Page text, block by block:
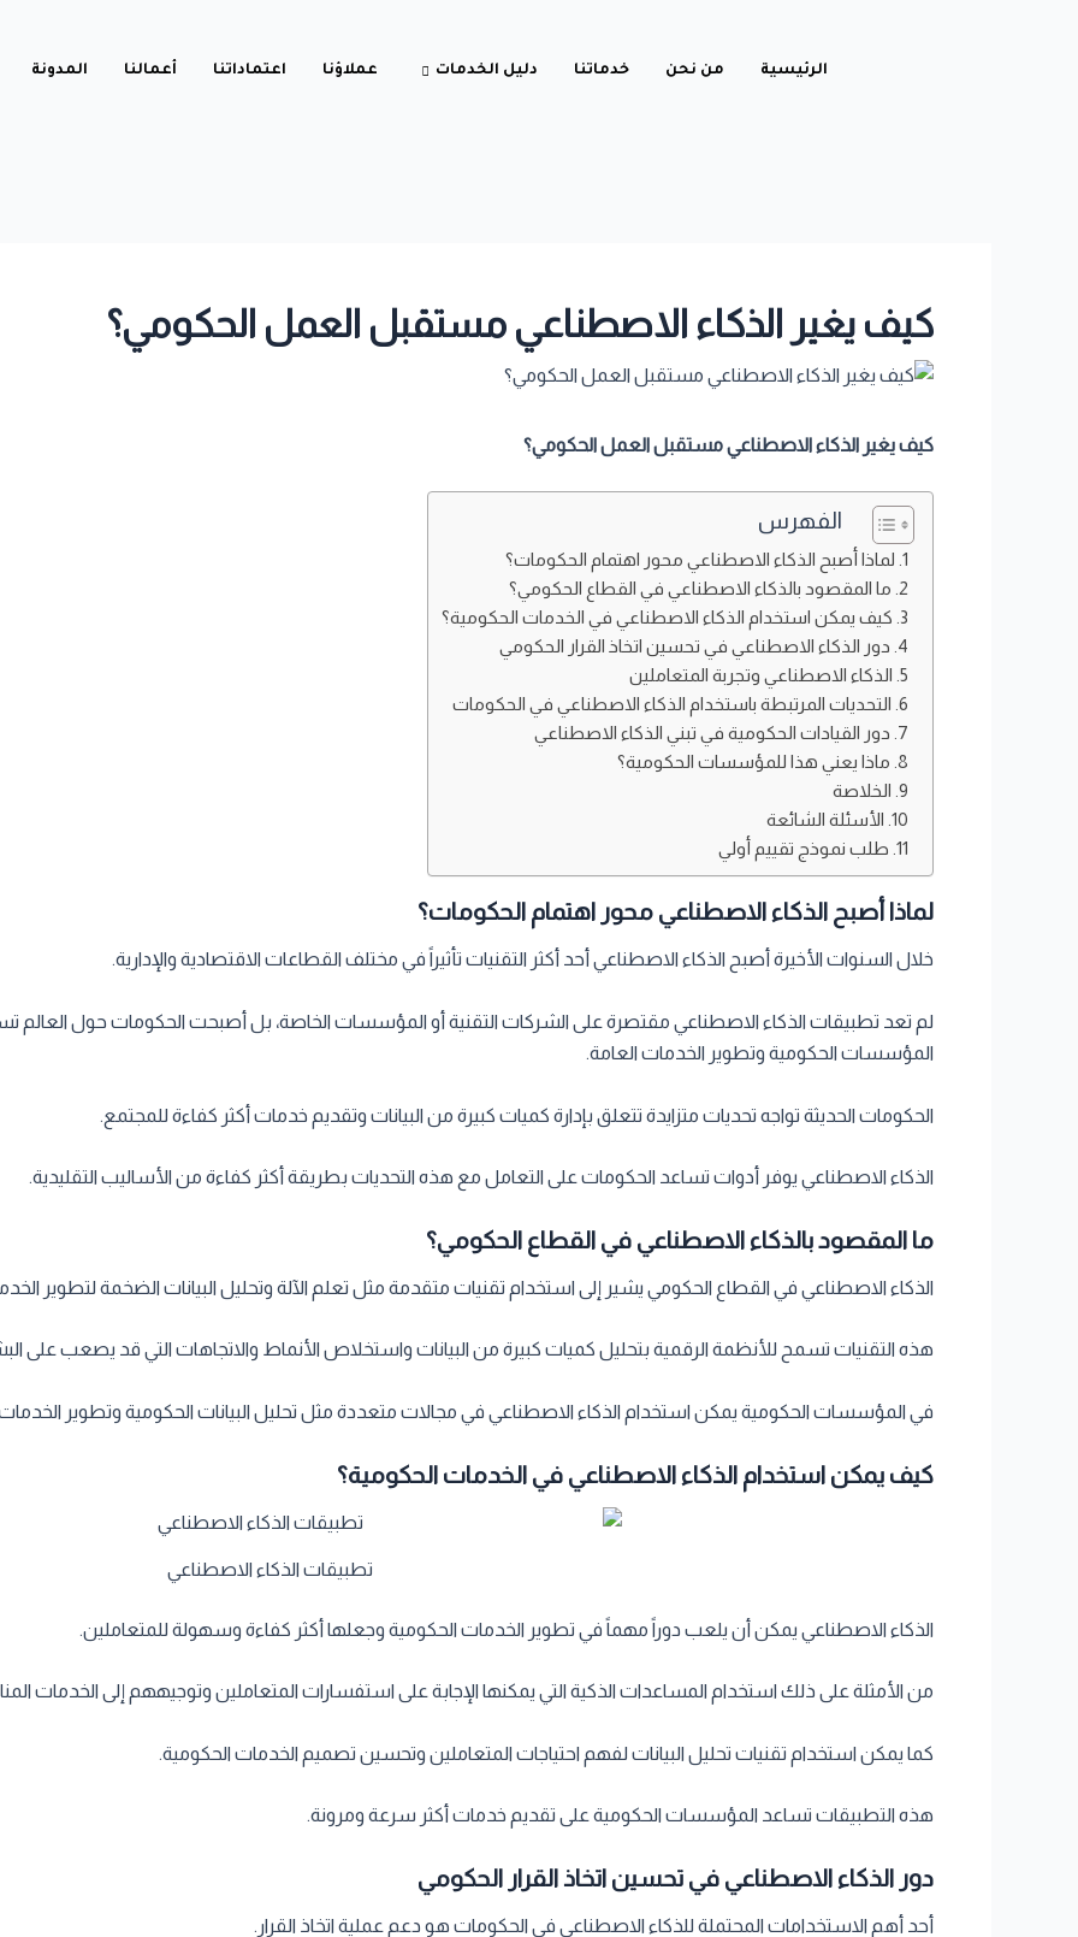
الرئيسية من نحن خدماتنا دليل الخدمات عملاؤنا اعتماداتنا أعمالنا المدونة
كيف يغير الذكاء الاصطناعي مستقبل العمل الحكومي؟
كيف يغير الذكاء الاصطناعي مستقبل العمل الحكومي؟
الفهرس
لماذا أصبح الذكاء الاصطناعي محور اهتمام الحكومات؟
ما المقصود بالذكاء الاصطناعي في القطاع الحكومي؟
كيف يمكن استخدام الذكاء الاصطناعي في الخدمات الحكومية؟
دور الذكاء الاصطناعي في تحسين اتخاذ القرار الحكومي
الذكاء الاصطناعي وتجربة المتعاملين
التحديات المرتبطة باستخدام الذكاء الاصطناعي في الحكومات
دور القيادات الحكومية في تبني الذكاء الاصطناعي
ماذا يعني هذا للمؤسسات الحكومية؟
الخلاصة
الأسئلة الشائعة
طلب نموذج تقييم أولي
لماذا أصبح الذكاء الاصطناعي محور اهتمام الحكومات؟
خلال السنوات الأخيرة أصبح الذكاء الاصطناعي أحد أكثر التقنيات تأثيراً في مختلف القطاعات الاقتصادية والإدارية.
لم تعد تطبيقات الذكاء الاصطناعي مقتصرة على الشركات التقنية أو المؤسسات الخاصة، بل أصبحت الحكومات حول العالم
المؤسسات الحكومية وتطوير الخدمات العامة.
الحكومات الحديثة تواجه تحديات متزايدة تتعلق بإدارة كميات كبيرة من البيانات وتقديم خدمات أكثر كفاءة للمجتمع.
الذكاء الاصطناعي يوفر أدوات تساعد الحكومات على التعامل مع هذه التحديات بطريقة أكثر كفاءة من الأساليب التقليدية.
ما المقصود بالذكاء الاصطناعي في القطاع الحكومي؟
الذكاء الاصطناعي في القطاع الحكومي يشير إلى استخدام تقنيات متقدمة مثل تعلم الآلة وتحليل البيانات الضخمة لتطوير
هذه التقنيات تسمح للأنظمة الرقمية بتحليل كميات كبيرة من البيانات واستخلاص الأنماط والاتجاهات التي قد يصعب على
في المؤسسات الحكومية يمكن استخدام الذكاء الاصطناعي في مجالات متعددة مثل تحليل البيانات الحكومية وتطوير الخدمات
كيف يمكن استخدام الذكاء الاصطناعي في الخدمات الحكومية؟
تطبيقات الذكاء الاصطناعي
الذكاء الاصطناعي يمكن أن يلعب دوراً مهماً في تطوير الخدمات الحكومية وجعلها أكثر كفاءة وسهولة للمتعاملين.
من الأمثلة على ذلك استخدام المساعدات الذكية التي يمكنها الإجابة على استفسارات المتعاملين وتوجيههم إلى الخدمات
كما يمكن استخدام تقنيات تحليل البيانات لفهم احتياجات المتعاملين وتحسين تصميم الخدمات الحكومية.
هذه التطبيقات تساعد المؤسسات الحكومية على تقديم خدمات أكثر سرعة ومرونة.
دور الذكاء الاصطناعي في تحسين اتخاذ القرار الحكومي
أحد أهم الاستخدامات المحتملة للذكاء الاصطناعي في الحكومات هو دعم عملية اتخاذ القرار.